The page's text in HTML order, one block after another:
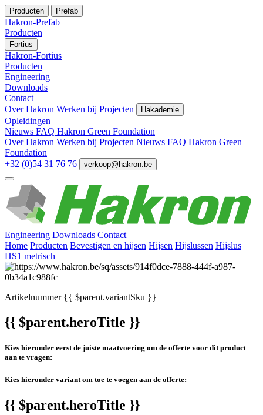
Producten Prefab
Hakron-Prefab
Producten
Fortius
Hakron-Fortius
Producten
Engineering
Downloads
Contact
Over Hakron Werken bij Projecten Hakademie
Opleidingen
Nieuws FAQ Hakron Green Foundation
Over Hakron Werken bij Projecten Nieuws FAQ Hakron Green
Foundation
+32 (0)54 31 76 76
verkoop@hakron.be
Engineering Downloads Contact
Home Producten Bevestigen en hijsen Hijsen Hijslussen Hijslus
HS1 metrisch
Artikelnummer{{ $parent.variantSku }}
{{ $parent.heroTitle }}
Kies hieronder eerst de juiste maatvoering om de offerte voor dit product
aan te vragen:
Kies hieronder variant om toe te voegen aan de offerte:
{{ $parent.heroTitle }}